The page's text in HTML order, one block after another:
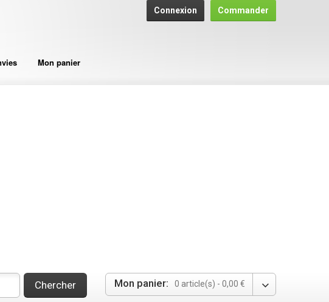
Connexion Commander
Mon panier
Mon panier: 0 article(s) - 0,00 €
Chercher